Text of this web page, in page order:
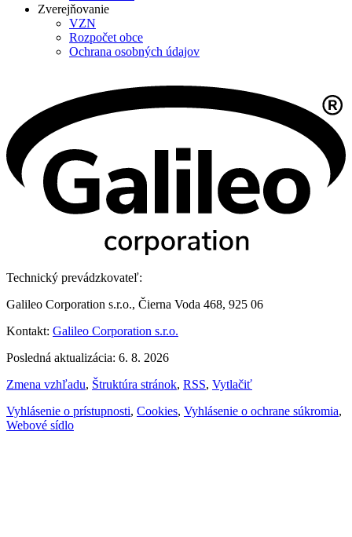
Zverejňovanie
VZN
Rozpočet obce
Ochrana osobných údajov
Technický prevádzkovateľ:
Galileo Corporation s.r.o., Čierna Voda 468, 925 06
Kontakt: Galileo Corporation s.r.o.
Posledná aktualizácia: 6. 8. 2026
Zmena vzhľadu, Štruktúra stránok, RSS, Vytlačiť
Vyhlásenie o prístupnosti, Cookies, Vyhlásenie o ochrane súkromia,
Webové sídlo